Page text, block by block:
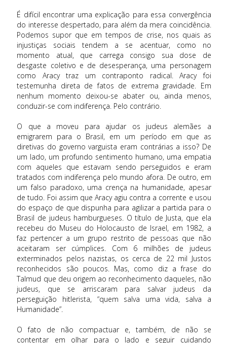
É difícil encontrar uma explicação para essa convergência
do interesse despertado, para além da mera coincidência.
Podemos supor que em tempos de crise, nos quais as
injustiças sociais tendem a se acentuar, como no
momento atual, que carrega consigo sua dose de
desgaste coletivo e de desesperança, uma personagem
como Aracy traz um contraponto radical. Aracy foi
testemunha direta de fatos de extrema gravidade. Em
nenhum momento deixou-se abater ou, ainda menos,
conduzir-se com indiferença. Pelo contrário.
O que a moveu para ajudar os judeus alemães a
emigrarem para o Brasil, em um período em que as
diretivas do governo varguista eram contrárias a isso? De
um lado, um profundo sentimento humano, uma empatia
com aqueles que estavam sendo perseguidos e eram
tratados com indiferença pelo mundo afora. De outro, em
um falso paradoxo, uma crença na humanidade, apesar
de tudo. Foi assim que Aracy agiu contra a corrente e usou
do espaço de que dispunha para agilizar a partida para o
Brasil de judeus hamburgueses. O título de Justa, que ela
recebeu do Museu do Holocausto de Israel, em 1982, a
faz pertencer a um grupo restrito de pessoas que não
aceitaram ser cúmplices. Com 6 milhões de judeus
exterminados pelos nazistas, os cerca de 22 mil Justos
reconhecidos são poucos. Mas, como diz a frase do
Talmud que deu origem ao reconhecimento daqueles, não
judeus, que se arriscaram para salvar judeus da
perseguição hitlerista, “quem salva uma vida, salva a
Humanidade”.
O fato de não compactuar e, também, de não se
contentar em olhar para o lado e seguir cuidando